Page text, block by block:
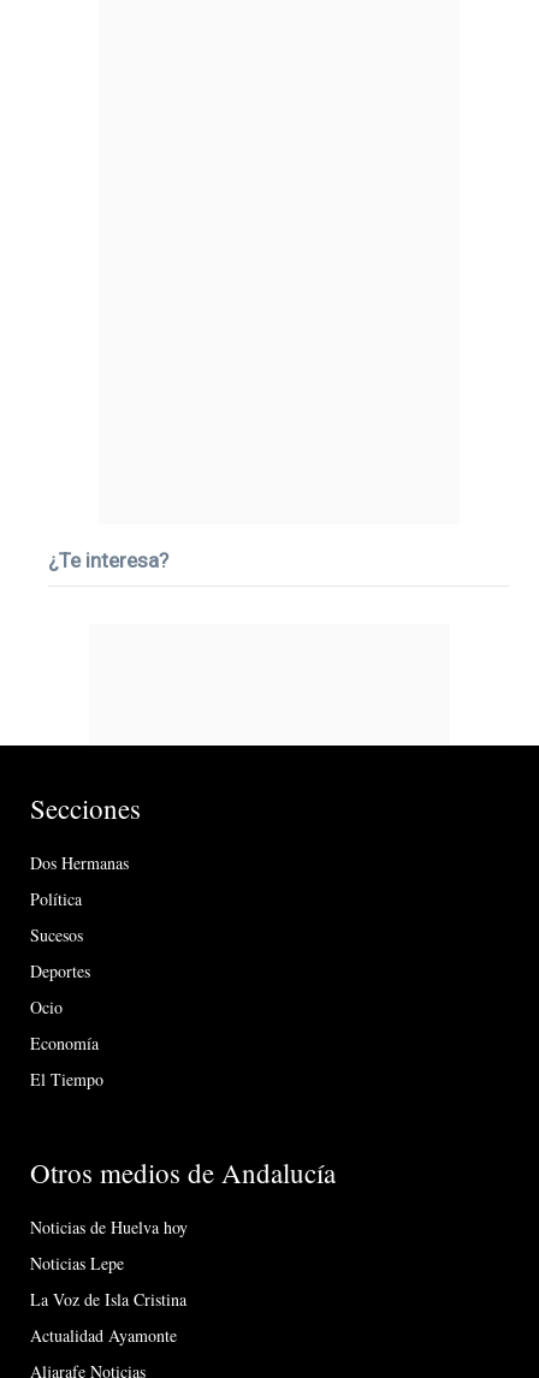
¿Te interesa?
Secciones
Dos Hermanas
Política
Sucesos
Deportes
Ocio
Economía
El Tiempo
Otros medios de Andalucía
Noticias de Huelva hoy
Noticias Lepe
La Voz de Isla Cristina
Actualidad Ayamonte
Aljarafe Noticias